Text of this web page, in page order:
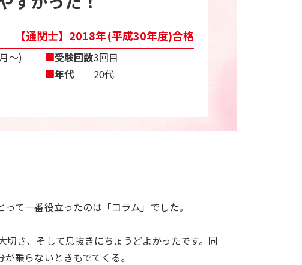
【通関士】2018年(平成30年度)合格
〜)
■受験回数3回目
■年代 20代
て一番役立ったのは「コラム」でした。
切さ、そして息抜きにちょうどよかったです。同
乗らないときもでてくる。